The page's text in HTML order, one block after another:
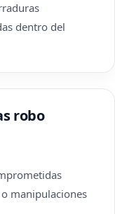
dentro del
robo
manipulaciones